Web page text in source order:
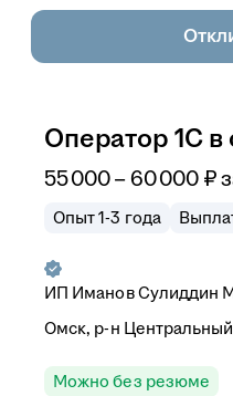
Оператор 1С
55 000–60 000 ₽
Опыт 1-3 года
ИП Иманов Сулиддин
Омск, р-н Центральный
Можно без резюме